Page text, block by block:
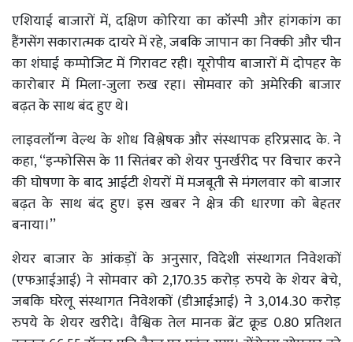
एशियाई बाजारों में, दक्षिण कोरिया का कॉस्पी और हांगकांग का
हैंगसेंग सकारात्मक दायरे में रहे, जबकि जापान का निक्की और चीन
का शंघाई कम्पोजिट में गिरावट रही। यूरोपीय बाजारों में दोपहर के
कारोबार में मिला-जुला रुख रहा। सोमवार को अमेरिकी बाजार
बढ़त के साथ बंद हुए थे।
लाइवलॉन्ग वेल्थ के शोध विश्लेषक और संस्थापक हरिप्रसाद के. ने
कहा, ‘‘इन्फोसिस के 11 सितंबर को शेयर पुनर्खरीद पर विचार करने
की घोषणा के बाद आईटी शेयरों में मजबूती से मंगलवार को बाजार
बढ़त के साथ बंद हुए। इस खबर ने क्षेत्र की धारणा को बेहतर
बनाया।’’
शेयर बाजार के आंकड़ों के अनुसार, विदेशी संस्थागत निवेशकों
(एफआईआई) ने सोमवार को 2,170.35 करोड़ रुपये के शेयर बेचे,
जबकि घरेलू संस्थागत निवेशकों (डीआईआई) ने 3,014.30 करोड़
रुपये के शेयर खरीदे। वैश्विक तेल मानक ब्रेंट क्रूड 0.80 प्रतिशत